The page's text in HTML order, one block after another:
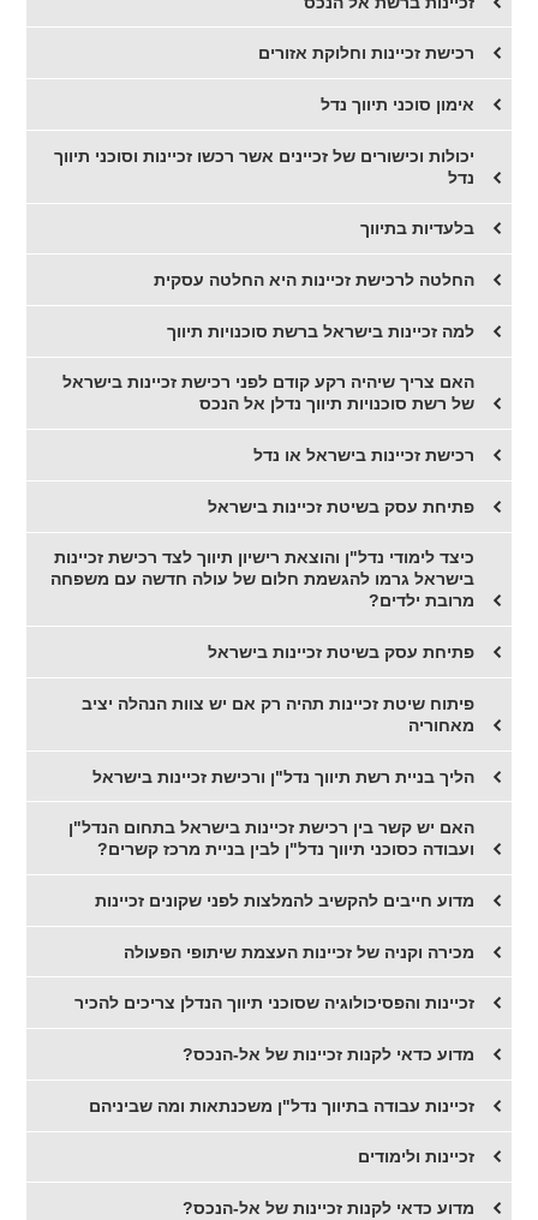
רכישת זכיינות וחלוקת אזורים
אימון סוכני תיווך נדל
יכולות וכישורים של זכיינים אשר רכשו זכיינות וסוכני תיווך
נדל
בלעדיות בתיווך
החלטה לרכישת זכיינות היא החלטה עסקית
למה זכיינות בישראל ברשת סוכנויות תיווך
האם צריך שיהיה רקע קודם לפני רכישת זכיינות בישראל
של רשת סוכנויות תיווך נדלן אל הנכס
רכישת זכיינות בישראל או נדל
פתיחת עסק בשיטת זכיינות בישראל
כיצד לימודי נדל"ן והוצאת רישיון תיווך לצד רכישת זכיינות
בישראל גרמו להגשמת חלום של עולה חדשה עם משפחה
מרובת ילדים?
​פתיחת עסק בשיטת זכיינות בישראל
פיתוח שיטת זכיינות תהיה רק אם יש צוות הנהלה יציב
מאחוריה
הליך בניית רשת תיווך נדל"ן ורכישת זכיינות בישראל
האם יש קשר בין רכישת זכיינות בישראל בתחום הנדל"ן
ועבודה כסוכני תיווך נדל"ן לבין בניית מרכז קשרים?
מדוע חייבים להקשיב להמלצות לפני שקונים זכיינות
מכירה וקניה של זכיינות העצמת שיתופי הפעולה
זכיינות והפסיכולוגיה שסוכני תיווך הנדלן צריכים להכיר
מדוע כדאי לקנות זכיינות של אל-הנכס?
זכיינות עבודה בתיווך נדל"ן משכנתאות ומה שביניהם
זכיינות ולימודים
מדוע כדאי לקנות זכיינות של אל-הנכס?